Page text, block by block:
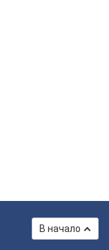
В начало